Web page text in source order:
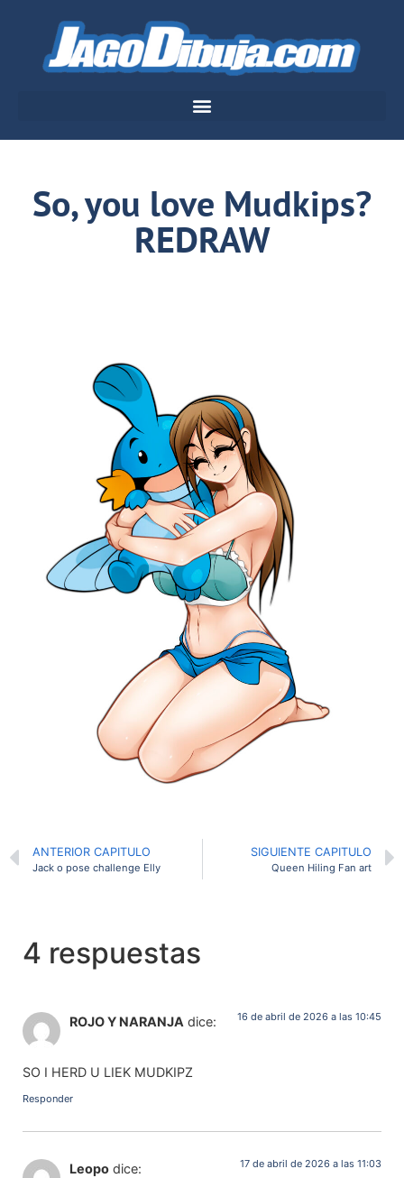
So, you love Mudkips?
REDRAW
ANTERIOR CAPITULO
Jack o pose challenge Elly
SIGUIENTE CAPITULO
Queen Hiling Fan art
4 respuestas
ROJO Y NARANJA dice: 16 de abril de 2026 a las 10:45
SO I HERD U LIEK MUDKIPZ
Responder
Leopo dice: 17 de abril de 2026 a las 11:03